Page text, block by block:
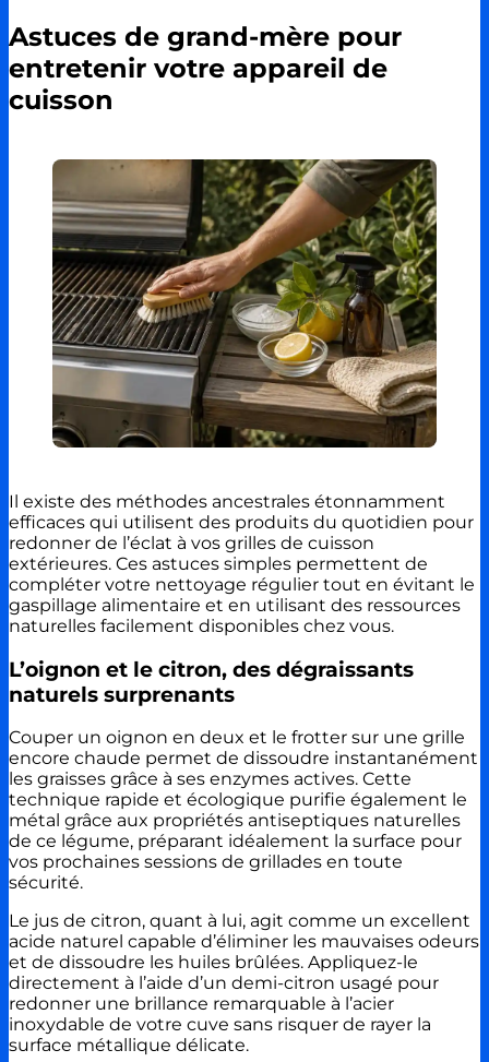
Astuces de grand-mère pour
entretenir votre appareil de
cuisson
Il existe des méthodes ancestrales étonnamment
efficaces qui utilisent des produits du quotidien pour
redonner de l’éclat à vos grilles de cuisson
extérieures. Ces astuces simples permettent de
compléter votre nettoyage régulier tout en évitant le
gaspillage alimentaire et en utilisant des ressources
naturelles facilement disponibles chez vous.
L’oignon et le citron, des dégraissants
naturels surprenants
Couper un oignon en deux et le frotter sur une grille
encore chaude permet de dissoudre instantanément
les graisses grâce à ses enzymes actives. Cette
technique rapide et écologique purifie également le
métal grâce aux propriétés antiseptiques naturelles
de ce légume, préparant idéalement la surface pour
vos prochaines sessions de grillades en toute
sécurité.
Le jus de citron, quant à lui, agit comme un excellent
acide naturel capable d’éliminer les mauvaises odeurs
et de dissoudre les huiles brûlées. Appliquez-le
directement à l’aide d’un demi-citron usagé pour
redonner une brillance remarquable à l’acier
inoxydable de votre cuve sans risquer de rayer la
surface métallique délicate.